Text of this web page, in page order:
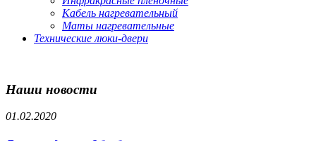
Кабель нагревательный
Маты нагревательные
Технические люки-двери
Наши новости
01.02.2020